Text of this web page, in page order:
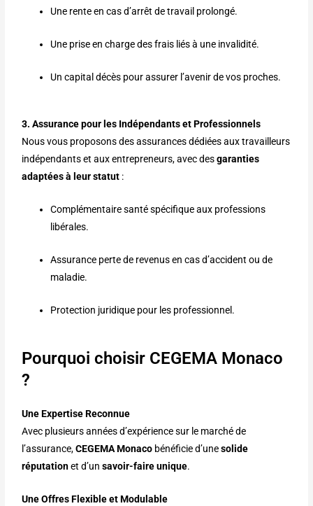
Une rente en cas d’arrêt de travail prolongé.
Une prise en charge des frais liés à une invalidité.
Un capital décès pour assurer l’avenir de vos proches.
3. Assurance pour les Indépendants et Professionnels
Nous vous proposons des assurances dédiées aux travailleurs
indépendants et aux entrepreneurs, avec desgaranties
adaptées à leur statut :
Complémentaire santé spécifique aux professions
libérales.
Assurance perte de revenus en cas d’accident ou de
maladie.
Protection juridique pour les professionnel.
Pourquoi choisir CEGEMA Monaco
?
Une Expertise Reconnue
Avec plusieurs années d’expérience sur le marché de
l’assurance,CEGEMA Monaco bénéficie d’unesolide
réputationet d’unsavoir-faire unique.
Une Offres Flexible et Modulable